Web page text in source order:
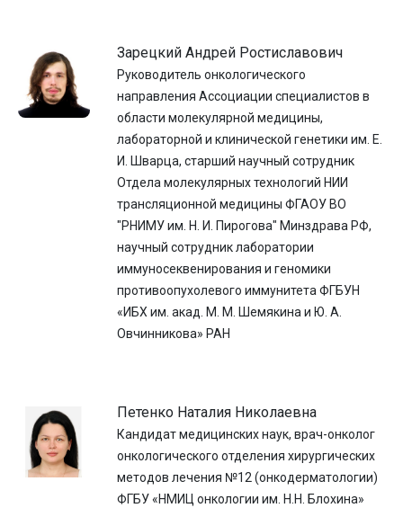
Зарецкий Андрей Ростиславович
Руководитель онкологического
направления Ассоциации специалистов в
области молекулярной медицины,
лабораторной и клинической генетики им. Е.
И. Шварца, старший научный сотрудник
Отдела молекулярных технологий НИИ
трансляционной медицины ФГАОУ ВО
"РНИМУ им. Н. И. Пирогова" Минздрава РФ,
научный сотрудник лаборатории
иммуносеквенирования и геномики
противоопухолевого иммунитета ФГБУН
«ИБХ им. акад. М. М. Шемякина и Ю. А.
Овчинникова» РАН
Петенко Наталия Николаевна
Кандидат медицинских наук, врач-онколог
онкологического отделения хирургических
методов лечения №12 (онкодерматологии)
ФГБУ «НМИЦ онкологии им. Н.Н. Блохина»